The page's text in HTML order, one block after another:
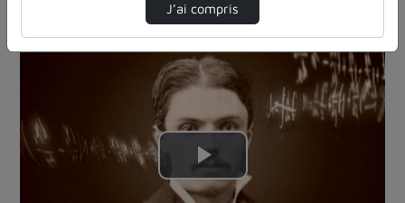
Description de la chaîne
Lire
J’ai compris